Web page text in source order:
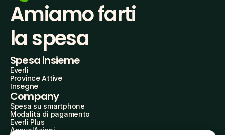
Amiamo farti
la spesa
Spesa insieme
Everli
Province Attive
Insegne
Company
Spesa su smartphone
Modalità di pagamento
Everli Plus
AgevolAzioni